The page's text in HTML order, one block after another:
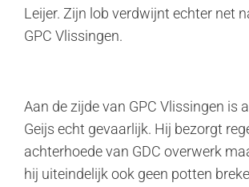
Leijer. Zijn lob verdwijnt echter net
GPC Vlissingen.
Aan de zijde van GPC Vlissingen is
Geijs echt gevaarlijk. Hij bezorgt
achterhoede van GDC overwerk
hij uiteindelijk ook geen potten